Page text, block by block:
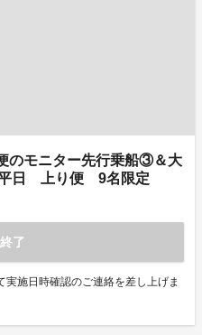
のモニター先行乗船③＆大
日 上り便 9名限定
了
施日時確認のご連絡を差し上げま